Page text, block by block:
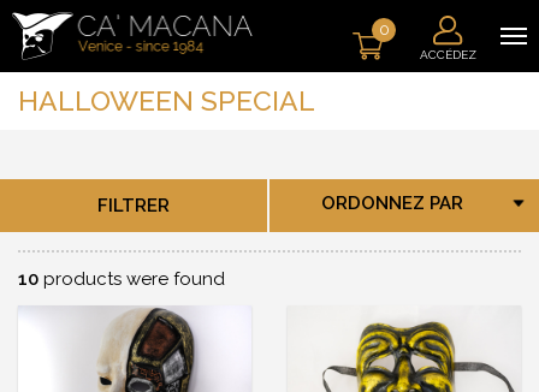
0
ACCÉDEZ
HALLOWEEN SPECIAL
FILTRER ORDONNEZ PAR
10 products were found